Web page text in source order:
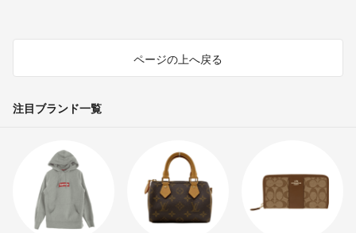
ページの上へ戻る
注目ブランド一覧